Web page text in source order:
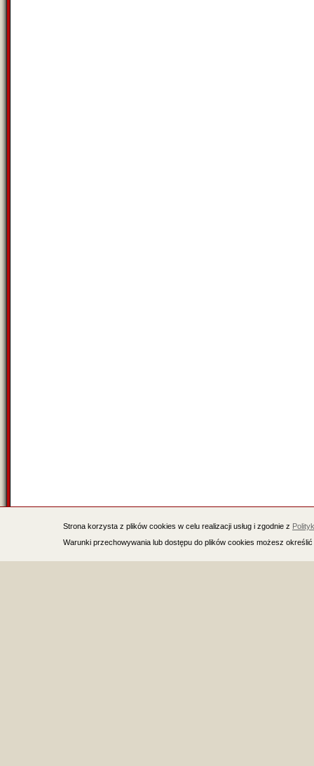
Strona korzysta z plików cookies w celu realizacji usług i zgodnie z
Warunki przechowywania lub dostępu do plików cookies możesz